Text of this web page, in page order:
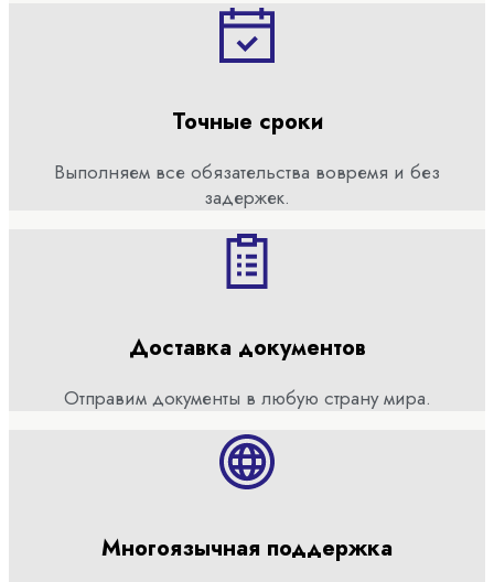
Точные сроки
Выполняем все обязательства вовремя и без
задержек.
Доставка документов
Отправим документы в любую страну мира.
Многоязычная поддержка